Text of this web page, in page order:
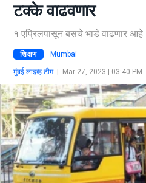
टक्के वाढवणार
१ एप्रिलपासून बसचे भाडे वाढणार आहे
शिक्षण Mumbai
मुंबई लाइव्ह टीम| Mar 27, 2023 | 03:40 PM